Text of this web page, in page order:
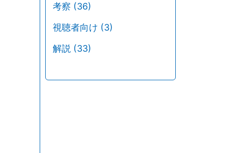
考察 (36)
視聴者向け (3)
解説 (33)